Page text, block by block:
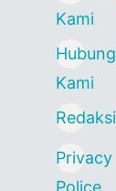
Kami
Kami
Redaksi
Privacy
Police